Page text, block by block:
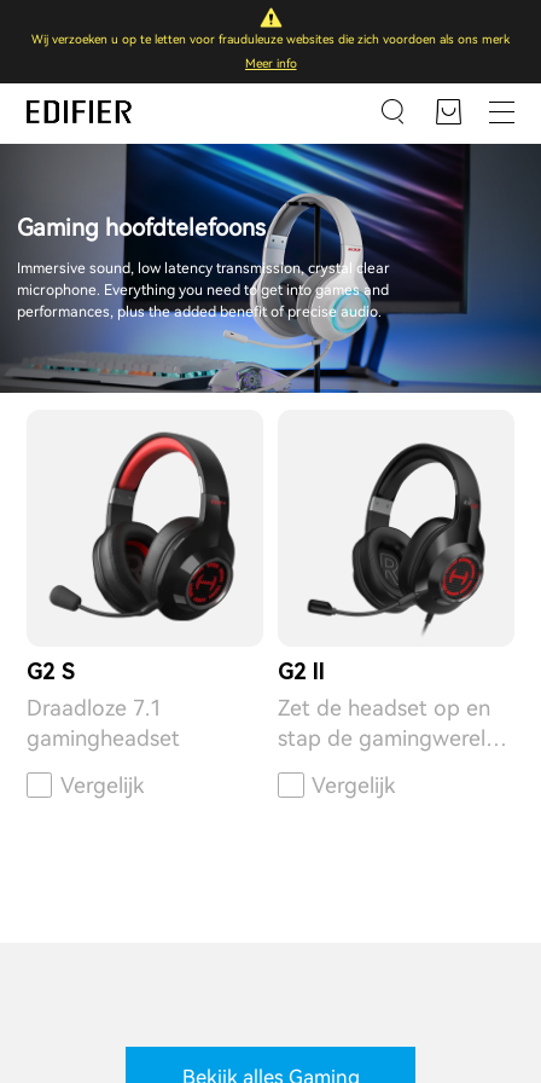
Wij verzoeken u op te letten voor frauduleuze websites die zich voordoen als ons merk
Meer info
Gaming hoofdtelefoons
Immersive sound, low latency transmission, crystal clear
microphone. Everything you need to get into games and
performances, plus the added benefit of precise audio.
G2 S
Draadloze 7.1
gamingheadset
Vergelijk
G2 II
Zet de headset op en
stap de gamingwereld
binnen
Vergelijk
Bekijk alles Gaming